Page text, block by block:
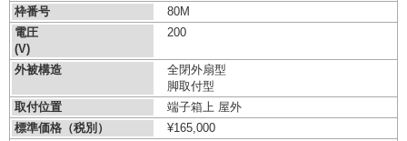
枠番号
80M
電圧
(V)
200
外被構造
全閉外扇型
脚取付型
取付位置
端子箱上 屋外
標準価格（税別）
¥165,000